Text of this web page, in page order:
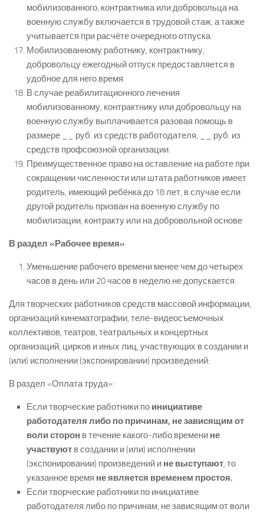
мобилизованного, контрактника или добровольца на
военную службу включается в трудовой стаж, а также
учитывается при расчёте очередного отпуска.
Мобилизованному работнику, контрактнику,
добровольцу ежегодный отпуск предоставляется в
удобное для него время.
В случае реабилитационного лечения
мобилизованному, контрактнику или добровольцу на
военную службу выплачивается разовая помощь в
размере __ руб. из средств работодателя, __ руб. из
средств профсоюзной организации.
Преимущественное право на оставление на работе при
сокращении численности или штата работников имеет
родитель, имеющий ребёнка до 18 лет, в случае если
другой родитель призван на военную службу по
мобилизации, контракту или на добровольной основе
В раздел «Рабочее время»
Уменьшение рабочего времени менее чем до четырех
часов в день или 20 часов в неделю не допускается.
Для творческих работников средств массовой информации,
организаций кинематографии, теле-видеосъемочных
коллективов, театров, театральных и концертных
организаций, цирков и иных лиц, участвующих в создании и
(или) исполнении (экспонировании) произведений:
В раздел «Оплата труда»:
Если творческие работники по инициативе
работодателя либо по причинам, не зависящим от
воли сторон в течение какого-либо времени не
участвуют в создании и (или) исполнении
(экспонировании) произведений и не выступают, то
указанное время не является временем простоя.
Если творческие работники по инициативе
работодателя либо по причинам, не зависящим от воли